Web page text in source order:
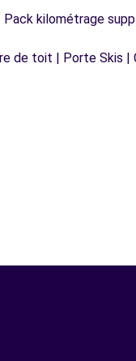
kilométrage
de toit | Porte Skis |